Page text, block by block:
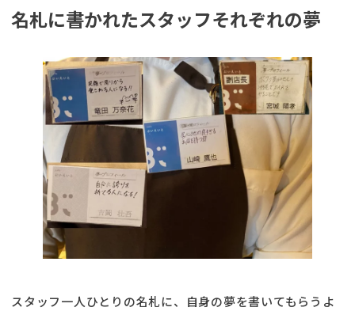
名札に書かれたスタッフそれぞれの夢
スタッフ一人ひとりの名札に、自身の夢を書いてもらうよ